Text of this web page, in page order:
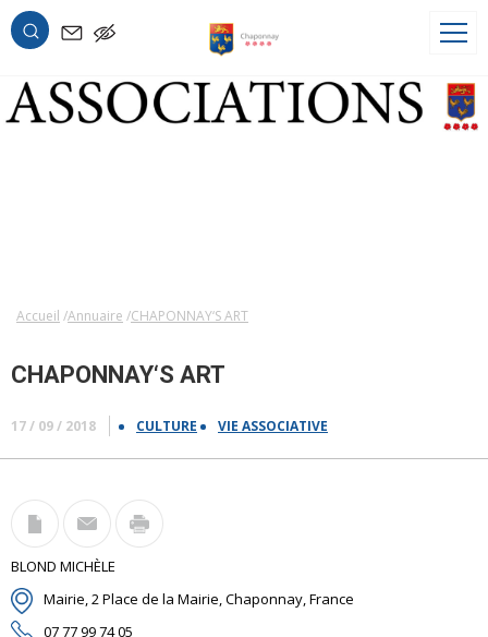
OK
Accueil Annuaire CHAPONNAY‘S ART
CHAPONNAY‘S ART
17 / 09 / 2018 CULTURE VIE ASSOCIATIVE
BLOND MICHÈLE
Mairie, 2 Place de la Mairie, Chaponnay, France
07 77 99 74 05